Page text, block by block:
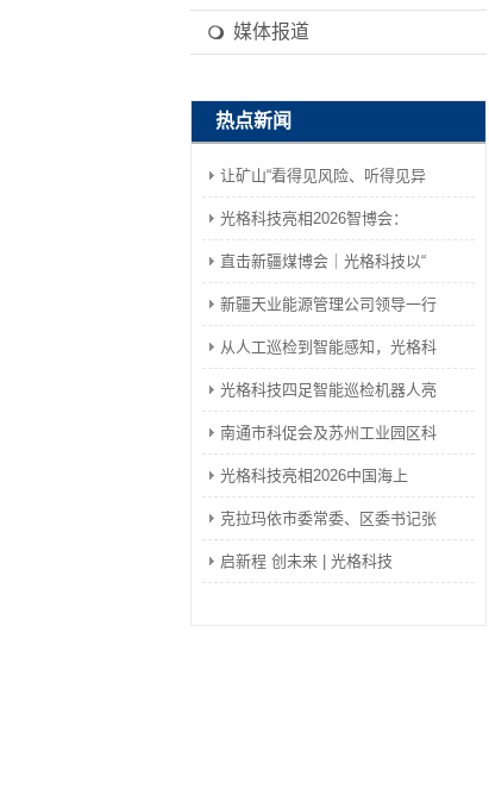
媒体报道
热点新闻
让矿山“看得见风险、听得见异
光格科技亮相2026智博会：
直击新疆煤博会｜光格科技以“
新疆天业能源管理公司领导一行
从人工巡检到智能感知，光格科
光格科技四足智能巡检机器人亮
南通市科促会及苏州工业园区科
光格科技亮相2026中国海上
克拉玛依市委常委、区委书记张
启新程 创未来 | 光格科技